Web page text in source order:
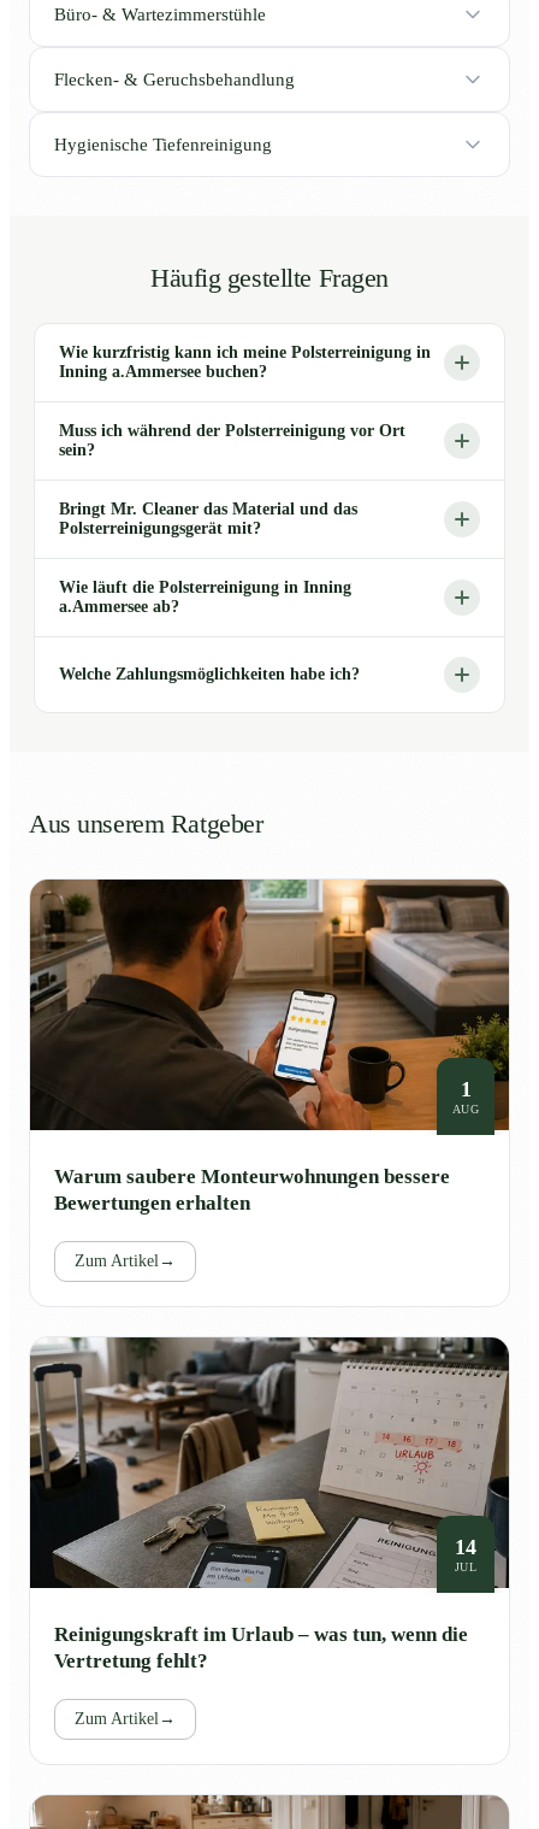
Büro- & Wartezimmerstühle
Flecken- & Geruchsbehandlung
Hygienische Tiefenreinigung
Häufig gestellte Fragen
Wie kurzfristig kann ich meine Polsterreinigung in
Inning a.Ammersee buchen?
Muss ich während der Polsterreinigung vor Ort
sein?
Bringt Mr. Cleaner das Material und das
Polsterreinigungsgerät mit?
Wie läuft die Polsterreinigung in Inning
a.Ammersee ab?
Welche Zahlungsmöglichkeiten habe ich?
Aus unserem Ratgeber
1
AUG
Warum saubere Monteurwohnungen bessere
Bewertungen erhalten
Zum Artikel→
14
JUL
Reinigungskraft im Urlaub – was tun, wenn die
Vertretung fehlt?
Zum Artikel→